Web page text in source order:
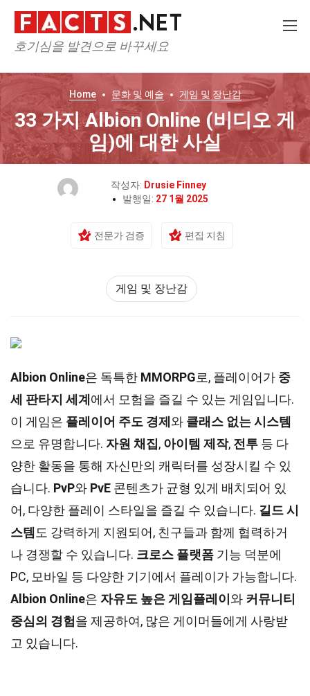
호기심을 발견으로 바꾸세요
Home 문화 및 예술 게임 및 장난감
33 가지 Albion Online (비디오 게
임)에 대한 사실
작성자: Drusie Finney
발행일: 27 1월 2025
전문가 검증 편집 지침
게임 및 장난감
Albion Online은 독특한 MMORPG로, 플레이어가 중
세 판타지 세계 에서 모험을 즐길 수 있는 게임입니다.
이 게임은 플레이어 주도 경제 와 클래스 없는 시스템
으로 유명합니다. 자원 채집, 아이템 제작, 전투 등 다
양한 활동을 통해 자신만의 캐릭터를 성장시킬 수 있
습니다. PvP와 PvE 콘텐츠가 균형 있게 배치되어 있
어, 다양한 플레이 스타일을 즐길 수 있습니다. 길드 시
스템 도 강력하게 지원되어, 친구들과 함께 협력하거
나 경쟁할 수 있습니다. 크로스 플랫폼 기능 덕분에
PC, 모바일 등 다양한 기기에서 플레이가 가능합니다.
Albion Online은 자유도 높은 게임플레이 와 커뮤니티
중심의 경험을 제공하여, 많은 게이머들에게 사랑받
고 있습니다.